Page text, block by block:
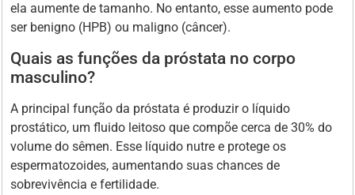
ela aumente de tamanho. No entanto, esse aumento pode
ser benigno (HPB) ou maligno (câncer).
Quais as funções da próstata no corpo
masculino?
A principal função da próstata é produzir o líquido
prostático, um fluido leitoso que compõe cerca de 30% do
volume do sêmen. Esse líquido nutre e protege os
espermatozoides, aumentando suas chances de
sobrevivência e fertilidade.